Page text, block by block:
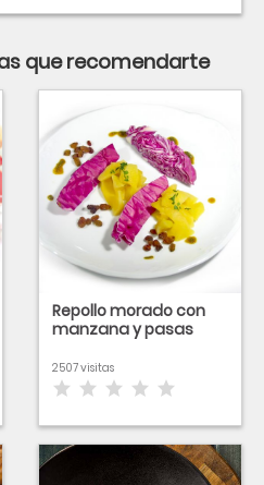
que recomendarte
Repollo morado con
manzana y pasas
2507 visitas